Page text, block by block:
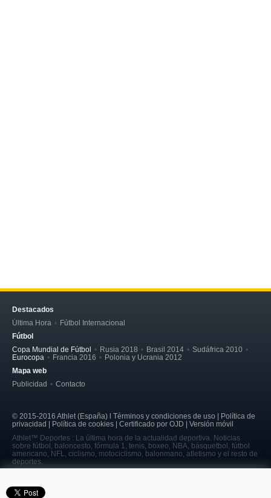
Destacados
Última Hora
Fútbol Internacional
Fútbol
Copa Mundial de Fútbol
Rusia 2018 Brasil 2014
Sudáfrica 2010
Eurocopa
Francia 2016
Polonia y Ucrania 2012
Mapa web
Publicidad
Contacto
© 2015-2016 Athlet (España) l Términos y condiciones de uso | Política de
privacidad | Política de cookies | Certificado por OJD | Versión móvil
Athlet™ Deportes : La última hora de la actualidad deportiva. Noticias
sobre fútbol, baloncesto, fórmula 1, tenis, boxeo, NBA, básquetbol, fútbol
americano, NFL, ciclismo, motociclismo, balonmano, atletismo y el resto de
deportes.